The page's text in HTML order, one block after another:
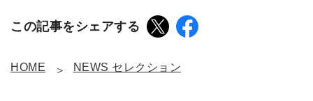
この記事をシェアする
HOME NEWS セレクション